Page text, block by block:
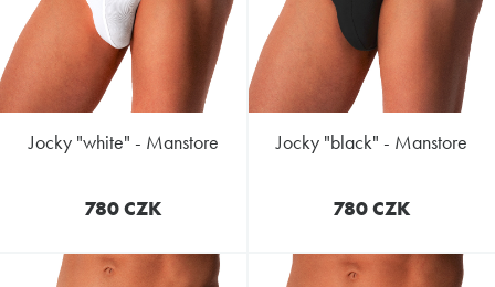
jocky "white" - Manstore
780 CZK
jocky "black" - Manstore
780 CZK